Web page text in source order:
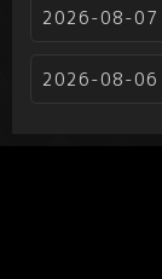
2026-08-07
2026-08-06